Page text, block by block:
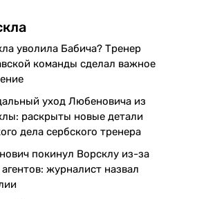
уволила Бабича? Тренер
команды сделал важное
уход Любеновича из
раскрыты новые детали
дела сербского тренера
покинул Ворсклу из-за
агентов: журналист назвал